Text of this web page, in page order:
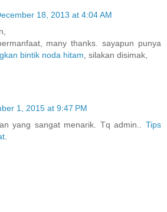
18, 2013 at 4:04 AM
many thanks. sayapun punya
bintik noda hitam , silakan disimak,
1, 2015 at 9:47 PM
yang sangat menarik. Tq admin.. Tips